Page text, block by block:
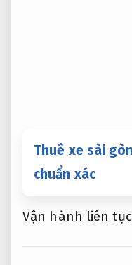
Thuê xe sài
chuẩn xác
Vận hành liên